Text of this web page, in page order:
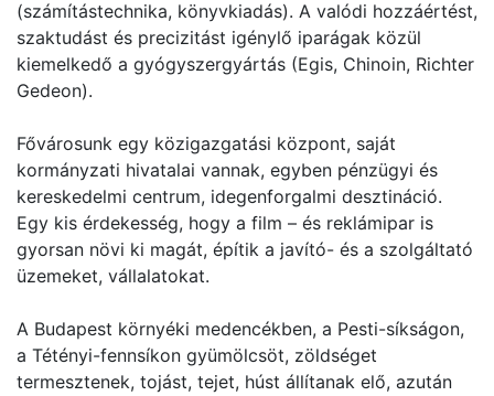
(számítástechnika, könyvkiadás). A valódi hozzáértést,
szaktudást és precizitást igénylő iparágak közül
kiemelkedő a gyógyszergyártás (Egis, Chinoin, Richter
Gedeon).
Fővárosunk egy közigazgatási központ, saját
kormányzati hivatalai vannak, egyben pénzügyi és
kereskedelmi centrum, idegenforgalmi desztináció.
Egy kis érdekesség, hogy a film – és reklámipar is
gyorsan növi ki magát, építik a javító- és a szolgáltató
üzemeket, vállalatokat.
A Budapest környéki medencékben, a Pesti-síkságon,
a Tétényi-fennsíkon gyümölcsöt, zöldséget
termesztenek, tojást, tejet, húst állítanak elő, azután